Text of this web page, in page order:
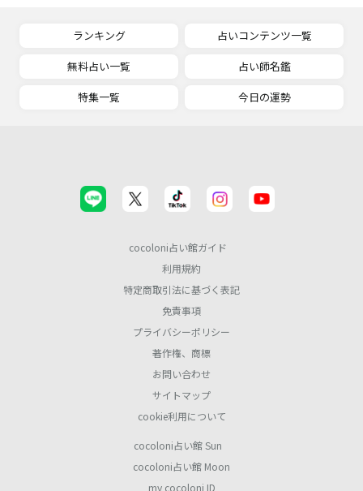
ランキング
占いコンテンツ一覧
無料占い一覧
占い師名鑑
特集一覧
今日の運勢
cocoloni占い館ガイド
利用規約
特定商取引法に基づく表記
免責事項
プライバシーポリシー
著作権、商標
お問い合わせ
サイトマップ
cookie利用について
cocoloni占い館 Sun
cocoloni占い館 Moon
my cocoloni ID